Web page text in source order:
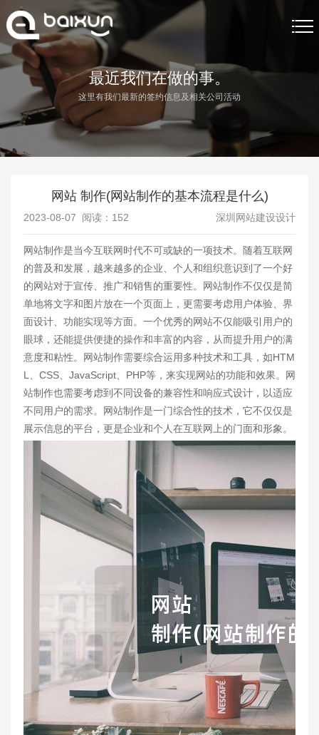
首页
网站制作
网站制作案例
网站制作资讯
联系我们
最近我们在做的事。
这里有我们最新的签约信息及相关公司活动
网站 制作(网站制作的基本流程是什么)
2023-08-07 阅读： 152 深圳网站建设设计
网站制作是当今互联网时代不可或缺的一项技术。随着互联网
的普及和发展，越来越多的企业、个人和组织意识到了一个好
的网站对于宣传、推广和销售的重要性。网站制作不仅仅是简
单地将文字和图片放在一个页面上，更需要考虑用户体验、界
面设计、功能实现等方面。一个优秀的网站不仅能吸引用户的
眼球，还能提供便捷的操作和丰富的内容，从而提升用户的满
意度和粘性。网站制作需要综合运用多种技术和工具，如HTM
L、CSS、JavaScript、PHP等，来实现网站的功能和效果。网
站制作也需要考虑到不同设备的兼容性和响应式设计，以适应
不同用户的需求。网站制作是一门综合性的技术，它不仅仅是
展示信息的平台，更是企业和个人在互联网上的门面和形象。